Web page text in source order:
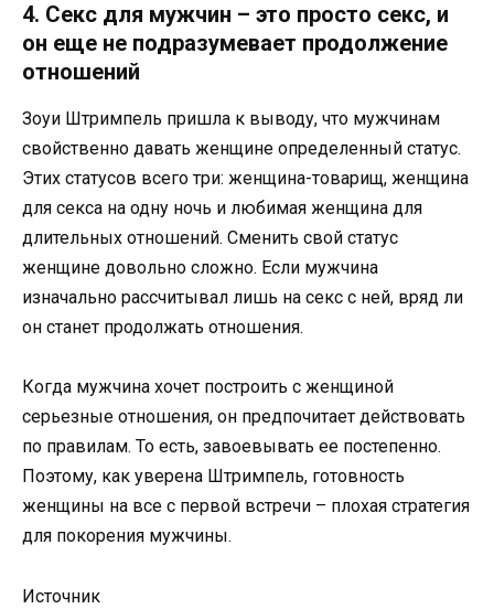
4. Секс для мужчин – это просто секс, и
он еще не подразумевает продолжение
отношений
Зоуи Штримпель пришла к выводу, что мужчинам
свойственно давать женщине определенный статус.
Этих статусов всего три: женщина-товарищ, женщина
для секса на одну ночь и любимая женщина для
длительных отношений. Сменить свой статус
женщине довольно сложно. Если мужчина
изначально рассчитывал лишь на секс с ней, вряд ли
он станет продолжать отношения.
Когда мужчина хочет построить с женщиной
серьезные отношения, он предпочитает действовать
по правилам. То есть, завоевывать ее постепенно.
Поэтому, как уверена Штримпель, готовность
женщины на все с первой встречи – плохая стратегия
для покорения мужчины.
Источник